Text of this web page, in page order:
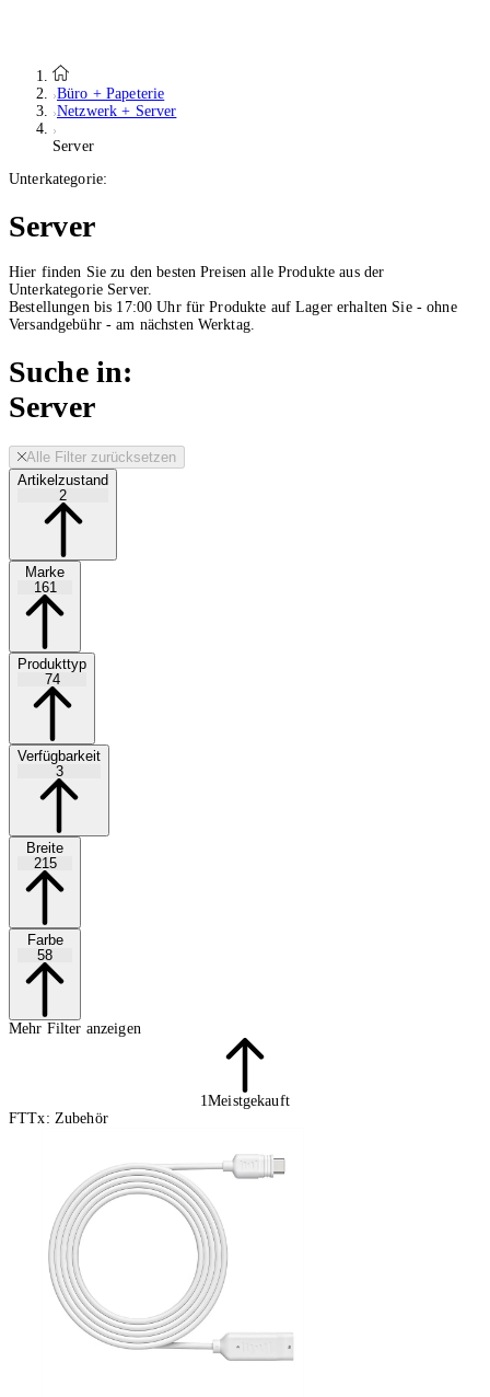
Büro + Papeterie
Netzwerk + Server
Server
Unterkategorie:
Server
Hier finden Sie zu den besten Preisen alle Produkte aus der
Unterkategorie Server.
Bestellungen bis 17:00 Uhr für Produkte auf Lager erhalten Sie - ohne
Versandgebühr - am nächsten Werktag.
Suche in:
Server
Alle Filter zurücksetzen
Artikelzustand
2
Marke
161
Produkttyp
74
Verfügbarkeit
3
Breite
215
Farbe
58
Mehr Filter anzeigen
1Meistgekauft
FTTx: Zubehör